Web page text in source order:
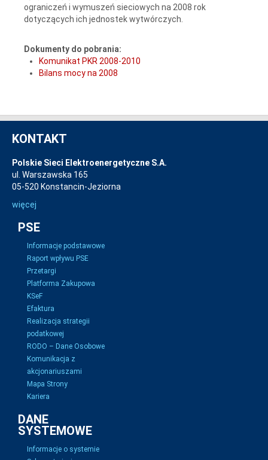
ograniczeń i wymuszeń sieciowych na 2008 rok
dotyczących ich jednostek wytwórczych.
Dokumenty do pobrania:
Komunikat PKR 2008-2010
Bilans mocy na 2008
KONTAKT
Polskie Sieci Elektroenergetyczne S.A.
ul. Warszawska 165
05-520 Konstancin-Jeziorna
więcej
PSE
Informacje podstawowe
Raport wpływu PSE
Przetargi
Platforma Zakupowa
KSeF
Efaktura
Realizacja strategii
podatkowej
RODO – Dane Osobowe
Komunikacja z
akcjonariuszami
Mapa Strony
Kariera
DANE
SYSTEMOWE
Informacje o systemie